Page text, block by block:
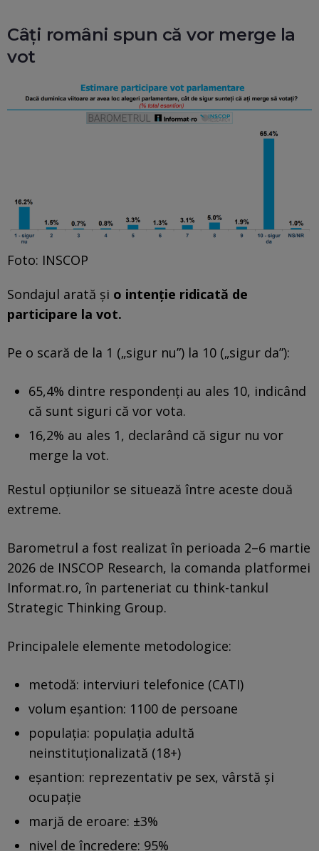
Câți români spun că vor merge la
vot
Foto: INSCOP
Sondajul arată și o intenție ridicată de
participare la vot.
Pe o scară de la 1 („sigur nu”) la 10 („sigur da”):
65,4% dintre respondenți au ales 10, indicând
că sunt siguri că vor vota.
16,2% au ales 1, declarând că sigur nu vor
merge la vot.
Restul opțiunilor se situează între aceste două
extreme.
Barometrul a fost realizat în perioada 2–6 martie
2026 de INSCOP Research, la comanda platformei
Informat.ro, în parteneriat cu think-tankul
Strategic Thinking Group.
Principalele elemente metodologice:
metodă: interviuri telefonice (CATI)
volum eșantion: 1100 de persoane
populația: populația adultă
neinstituționalizată (18+)
eșantion: reprezentativ pe sex, vârstă și
ocupație
marjă de eroare: ±3%
nivel de încredere: 95%